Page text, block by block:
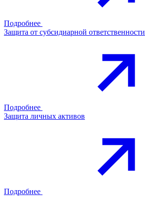
Подробнее
Защита от субсидиарной ответственности
Подробнее
Защита личных активов
Подробнее